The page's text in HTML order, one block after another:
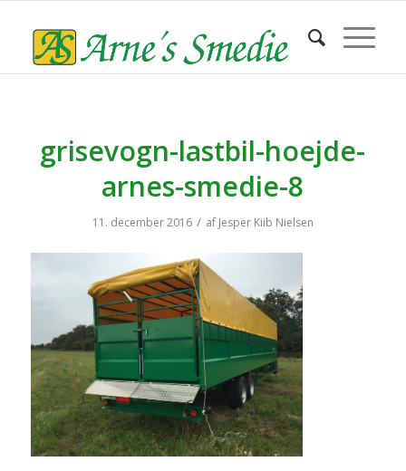
grisevogn-lastbil-hoejde-
arnes-smedie-8
11. december 2016 / af Jesper Kiib Nielsen